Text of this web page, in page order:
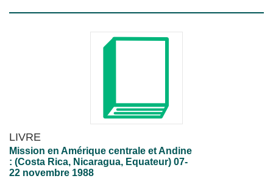
LIVRE
Mission en Amérique centrale et Andine
: (Costa Rica, Nicaragua, Equateur) 07-
22 novembre 1988